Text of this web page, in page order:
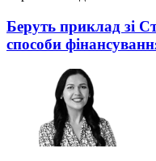
Беруть приклад зі
способи